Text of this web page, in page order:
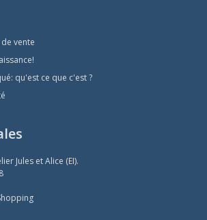
vente
qu'est ce que c'est ?
Jules et Alice (EI).